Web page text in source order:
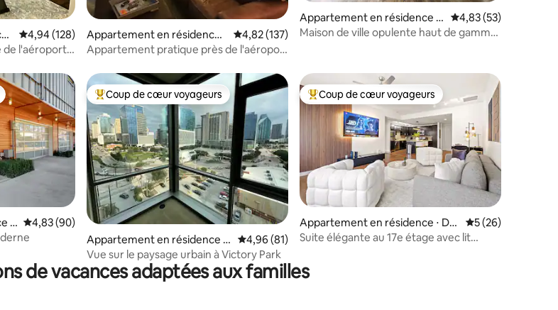
: 4,91 sur 5
⋅
Évaluation moyenne sur la base de 128 commentaires : 4,94 sur 5
4,94 (128)
l'aéroport
Appartement en résidence ⋅
Irving
Évaluation moyenne sur la base de 137 commentaires : 4,82 sur 5
4,82 (137)
Appartement pratique près de l'aéroport
Appartement en résidence ⋅
Dallas
Évaluation moyenne
4,83 (53)
Maison de ville opulente haut de gamme
commentaires : 5 sur 5
⋅
Évaluation moyenne sur la base de 90 commentaires : 4,83 sur 5
4,83 (90)
Coups de cœur voyageurs les plus appréciés
Coup de cœur voyageurs
Appartement en résidence ⋅
Dallas
Évaluation moyenne sur la base de 81 commentaires : 4,96 sur 5
4,96 (81)
Vue sur le paysage urbain à Victory Park
Coups de cœur voyageurs les plus appréciés
Coup de cœur voyageurs
Appartement en résidence ⋅ Dall
as
Évaluation
5 (26)
Suite élégante au 17e étage avec lit
parking
de vacances adaptées aux familles